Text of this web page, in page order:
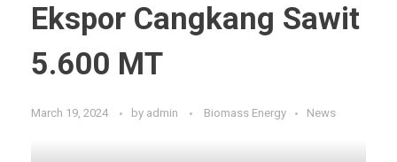
Ekspor Cangkang Sawit
5.600 MT
March 19, 2024 by admin Biomass Energy News